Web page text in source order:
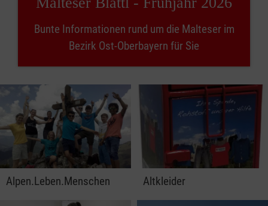
Bunte Informationen rund um die Malteser im
Bezirk Ost-Oberbayern für Sie
Alpen.Leben.Menschen Altkleider